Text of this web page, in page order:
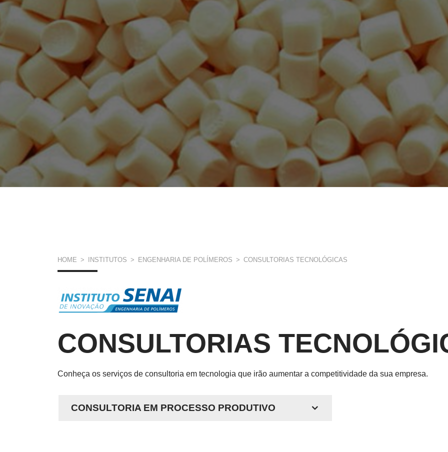
VOCÊ
AQUI
HOME > INSTITUTOS > ENGENHARIA DE POLÍMEROS > CONSULTORIAS TECNOLÓGICAS
CONSULTORIAS
Conheça os serviços de consultoria em tecnologia que irão aumentar a competitividade da sua empresa.
CONSULTORIA EM PROCESSO PRODUTIVO